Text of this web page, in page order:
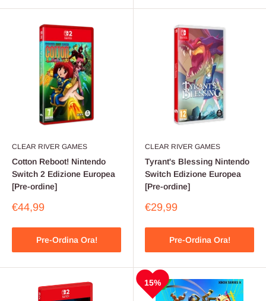
CLEAR RIVER GAMES
Cotton Reboot! Nintendo
Switch 2 Edizione Europea
[Pre-ordine]
Prezzo
€44,99
Pre-Ordina Ora!
CLEAR RIVER GAMES
Tyrant's Blessing Nintendo
Switch Edizione Europea
[Pre-ordine]
Prezzo
€29,99
Pre-Ordina Ora!
15%